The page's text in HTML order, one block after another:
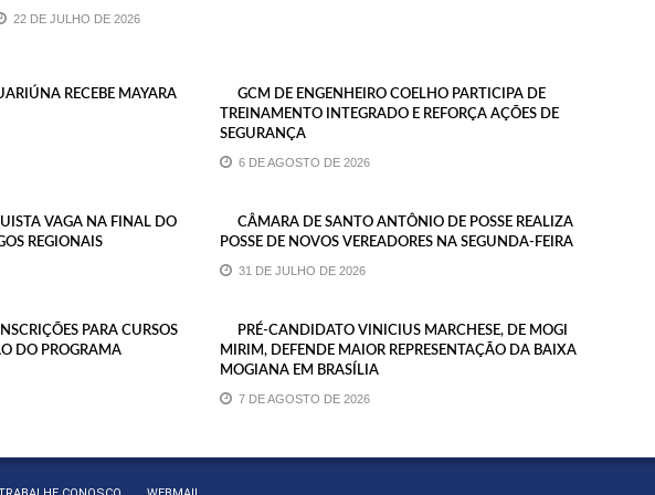
22 DE JULHO DE 2026
RECEBE MAYARA
GCM DE ENGENHEIRO COELHO PARTICIPA DE
TREINAMENTO INTEGRADO E REFORÇA AÇÕES DE
SEGURANÇA
6 DE AGOSTO DE 2026
VAGA NA FINAL DO
REGIONAIS
CÂMARA DE SANTO ANTÔNIO DE POSSE REALIZA
POSSE DE NOVOS VEREADORES NA SEGUNDA-FEIRA
31 DE JULHO DE 2026
PARA CURSOS
DO PROGRAMA
PRÉ-CANDIDATO VINICIUS MARCHESE, DE MOGI
MIRIM, DEFENDE MAIOR REPRESENTAÇÃO DA BAIXA
MOGIANA EM BRASÍLIA
7 DE AGOSTO DE 2026